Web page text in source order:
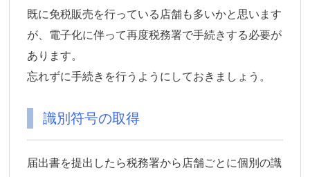
既に免税販売を行っている店舗も多いかと思います
が、電子化に伴って再度税務署で手続きする必要が
あります。
忘れずに手続きを行うようにしておきましょう。
識別符号の取得
届出書を提出したら税務署から店舗ごとに個別の識